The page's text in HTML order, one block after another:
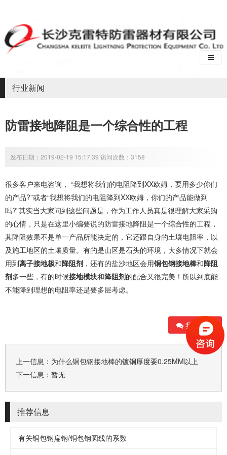
行业新闻
防雷接地降阻是一个综合性的工程
发布日期：2019-02-19 15:17:39 访问次数：3158
很多客户来电咨询， “我想将我们的电阻降到XX欧姆，要用多少你们
的产品?”或者“我想将我们的电阻降到XX欧姆，你们的产品能做到
吗?”其实当大家问到这些问题是，作为工作人员真是很理解大家采购
的心情，只是在这里小编要说的防雷接地降阻是一个综合性的工程，
其降阻效果不是单一产品所能决定的，它还跟自身的土壤电阻率，以
及施工地区的土壤质量。有的是山区是石头的环境，大多情况下就会
用到离子接地极和降阻剂 ，还有的盐沙地区会用铜包钢接地棒和降阻
剂多一些，有的时候接地模块和降阻剂的配合又很完美！所以到底能
不能降到理想的电阻率还是要多层考虑。
我要评论
上一信息： 为什么铜包钢接地棒的镀铜厚度要0.25MM以上
下一信息：暂无
推荐信息
有关铜包钢扁钢/铜包钢圆线的系数